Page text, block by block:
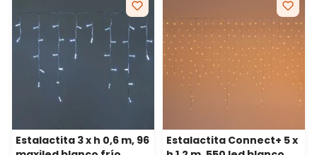
Estalactita 3 x h 0,6 m, 96
Estalactita Connect+ 5 x